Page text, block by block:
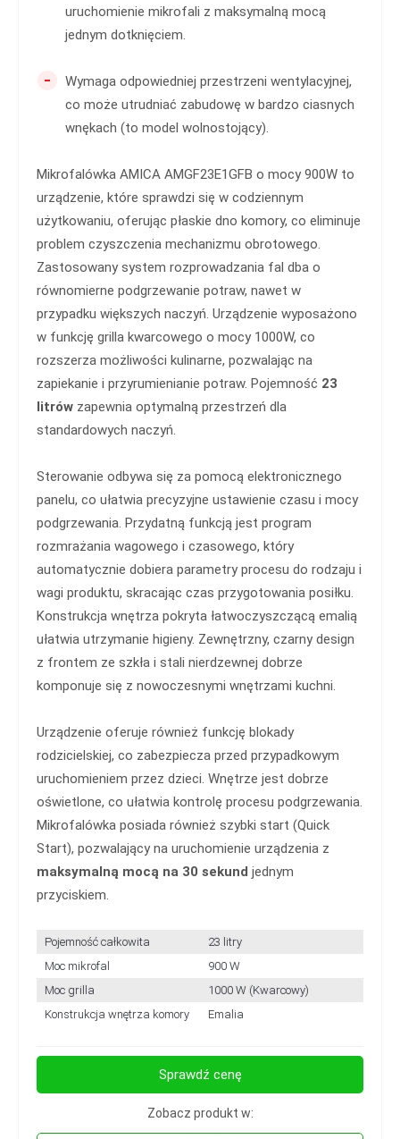
uruchomienie mikrofali z maksymalną mocą
jednym dotknięciem.
-
Wymaga odpowiedniej przestrzeni wentylacyjnej,
co może utrudniać zabudowę w bardzo ciasnych
wnękach (to model wolnostojący).
Mikrofalówka AMICA AMGF23E1GFB o mocy 900W to
urządzenie, które sprawdzi się w codziennym
użytkowaniu, oferując płaskie dno komory, co eliminuje
problem czyszczenia mechanizmu obrotowego.
Zastosowany system rozprowadzania fal dba o
równomierne podgrzewanie potraw, nawet w
przypadku większych naczyń. Urządzenie wyposażono
w funkcję grilla kwarcowego o mocy 1000W, co
rozszerza możliwości kulinarne, pozwalając na
zapiekanie i przyrumienianie potraw. Pojemność 23
litrów zapewnia optymalną przestrzeń dla
standardowych naczyń.
Sterowanie odbywa się za pomocą elektronicznego
panelu, co ułatwia precyzyjne ustawienie czasu i mocy
podgrzewania. Przydatną funkcją jest program
rozmrażania wagowego i czasowego, który
automatycznie dobiera parametry procesu do rodzaju i
wagi produktu, skracając czas przygotowania posiłku.
Konstrukcja wnętrza pokryta łatwoczyszczącą emalią
ułatwia utrzymanie higieny. Zewnętrzny, czarny design
z frontem ze szkła i stali nierdzewnej dobrze
komponuje się z nowoczesnymi wnętrzami kuchni.
Urządzenie oferuje również funkcję blokady
rodzicielskiej, co zabezpiecza przed przypadkowym
uruchomieniem przez dzieci. Wnętrze jest dobrze
oświetlone, co ułatwia kontrolę procesu podgrzewania.
Mikrofalówka posiada również szybki start (Quick
Start), pozwalający na uruchomienie urządzenia z
maksymalną mocą na 30 sekund jednym
przyciskiem.
Pojemność całkowita
23 litry
Moc mikrofal
900 W
Moc grilla
1000 W (Kwarcowy)
Konstrukcja wnętrza komory
Emalia
Sprawdź cenę
Zobacz produkt w: